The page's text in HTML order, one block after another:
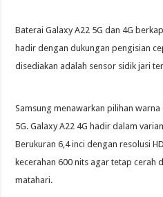
Baterai Galaxy A22 5G dan 4G
hadir dengan dukungan pengisian
disediakan adalah sensor sidik jari
Samsung menawarkan pilihan
5G. Galaxy A22 4G hadir dalam
Berukuran 6,4 inci dengan resolusi
kecerahan 600 nits agar tetap cerah
matahari.